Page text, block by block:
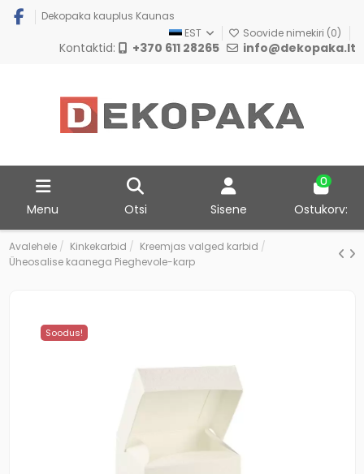
Dekopaka kauplus Kaunas
EST
Soovide nimekiri (0)
Kontaktid: +370 611 28265 info@dekopaka.lt
Menu Otsi Sisene
0
Ostukorv:
Avalehele Kinkekarbid
Kreemjas valged karbid
Üheosalise kaanega Pieghevole-karp
Soodus!